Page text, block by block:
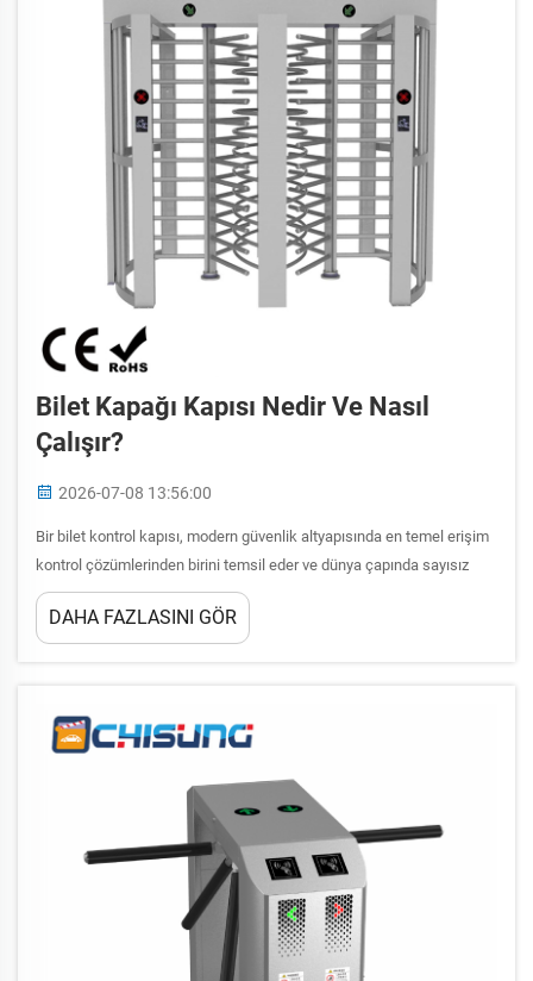
Bilet Kapağı Kapısı Nedir Ve Nasıl
Çalışır?
2026-07-08 13:56:00
Bir bilet kontrol kapısı, modern güvenlik altyapısında en temel erişim
kontrol çözümlerinden birini temsil eder ve dünya çapında sayısız
tesisde yaya trafiğini düzenleyen mekanik bir engel olarak hizmet
verir. Bu dönen veya salınan mekanizmalar...
DAHA FAZLASINI GÖR